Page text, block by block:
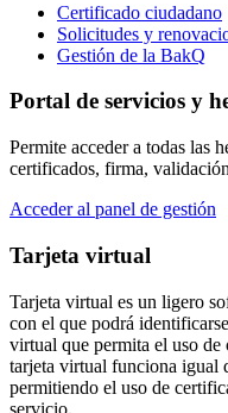
Certificado ciudadano
Solicitudes y
Gestión de la BakQ
Portal de servicios y
Permite acceder a todas las
certificados, firma,
Acceder al panel de gestión
Tarjeta virtual
Tarjeta virtual es un ligero
con el que podrá
virtual que permita el uso
tarjeta virtual funciona igual
permitiendo el uso de
servicio.